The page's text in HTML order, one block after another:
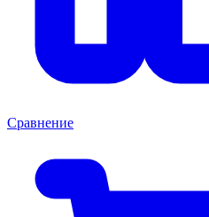
Сравнение